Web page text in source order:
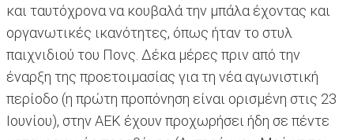
και ταυτόχρονα να κουβαλά την μπάλα έχοντας και
οργανωτικές ικανότητες, όπως ήταν το στυλ
παιχνιδιού του Πονς. Δέκα μέρες πριν από την
έναρξη της προετοιμασίας για τη νέα αγωνιστική
περίοδο (η πρώτη προπόνηση είναι ορισμένη στις 23
Ιουνίου), στην ΑΕΚ έχουν προχωρήσει ήδη σε πέντε